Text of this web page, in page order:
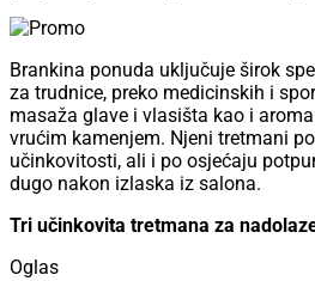
Brankina ponuda uključuje širok
za trudnice, preko medicinskih i
masaža glave i vlasišta kao i
vrućim kamenjem. Njeni tretmani
učinkovitosti, ali i po osjećaju
dugo nakon izlaska iz salona.
Tri učinkovita tretmana za
Oglas